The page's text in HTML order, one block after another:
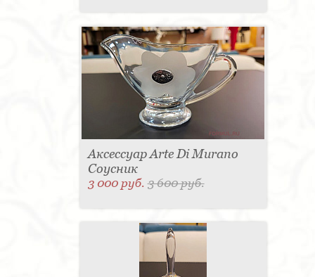
Аксессуар Arte Di Murano
Соусник
3 000 руб.3 600 руб.